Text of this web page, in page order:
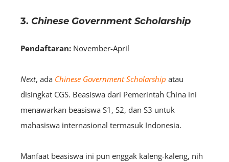
3. Chinese Government Scholarship
Pendaftaran: November-April
Next, ada Chinese Government Scholarship atau
disingkat CGS. Beasiswa dari Pemerintah China ini
menawarkan beasiswa S1, S2, dan S3 untuk
mahasiswa internasional termasuk Indonesia.
Manfaat beasiswa ini pun enggak kaleng-kaleng, nih